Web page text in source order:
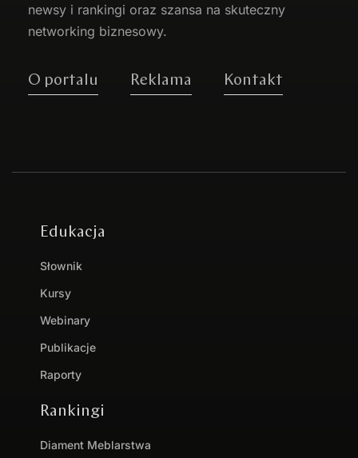
newsy i rankingi oraz szansa na skuteczny
networking biznesowy.
O portalu Reklama Kontakt
Edukacja
Słownik
Kursy
Webinary
Publikacje
Raporty
Rankingi
Diament Meblarstwa